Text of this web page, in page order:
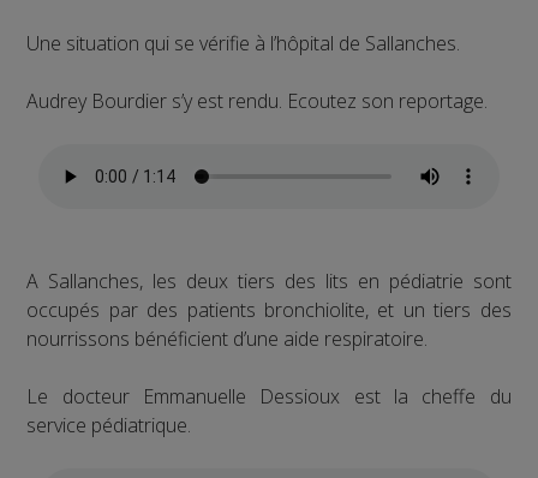
Une situation qui se vérifie à l’hôpital de Sallanches.
Audrey Bourdier s’y est rendu. Ecoutez son reportage.
A Sallanches, les deux tiers des lits en pédiatrie sont
occupés par des patients bronchiolite, et un tiers des
nourrissons bénéficient d’une aide respiratoire.
Le docteur Emmanuelle Dessioux est la cheffe du
service pédiatrique.